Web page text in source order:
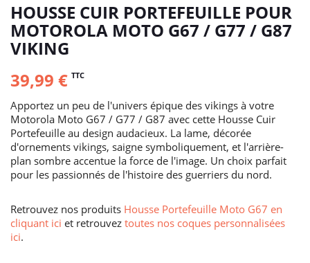
HOUSSE CUIR PORTEFEUILLE POUR
MOTOROLA MOTO G67 / G77 / G87
VIKING
39,99 € TTC
Apportez un peu de l'univers épique des vikings à votre
Motorola Moto G67 / G77 / G87 avec cette Housse Cuir
Portefeuille au design audacieux. La lame, décorée
d'ornements vikings, saigne symboliquement, et l'arrière-
plan sombre accentue la force de l'image. Un choix parfait
pour les passionnés de l'histoire des guerriers du nord.
Retrouvez nos produits Housse Portefeuille Moto G67 en
cliquant ici et retrouvez toutes nos coques personnalisées
ici.